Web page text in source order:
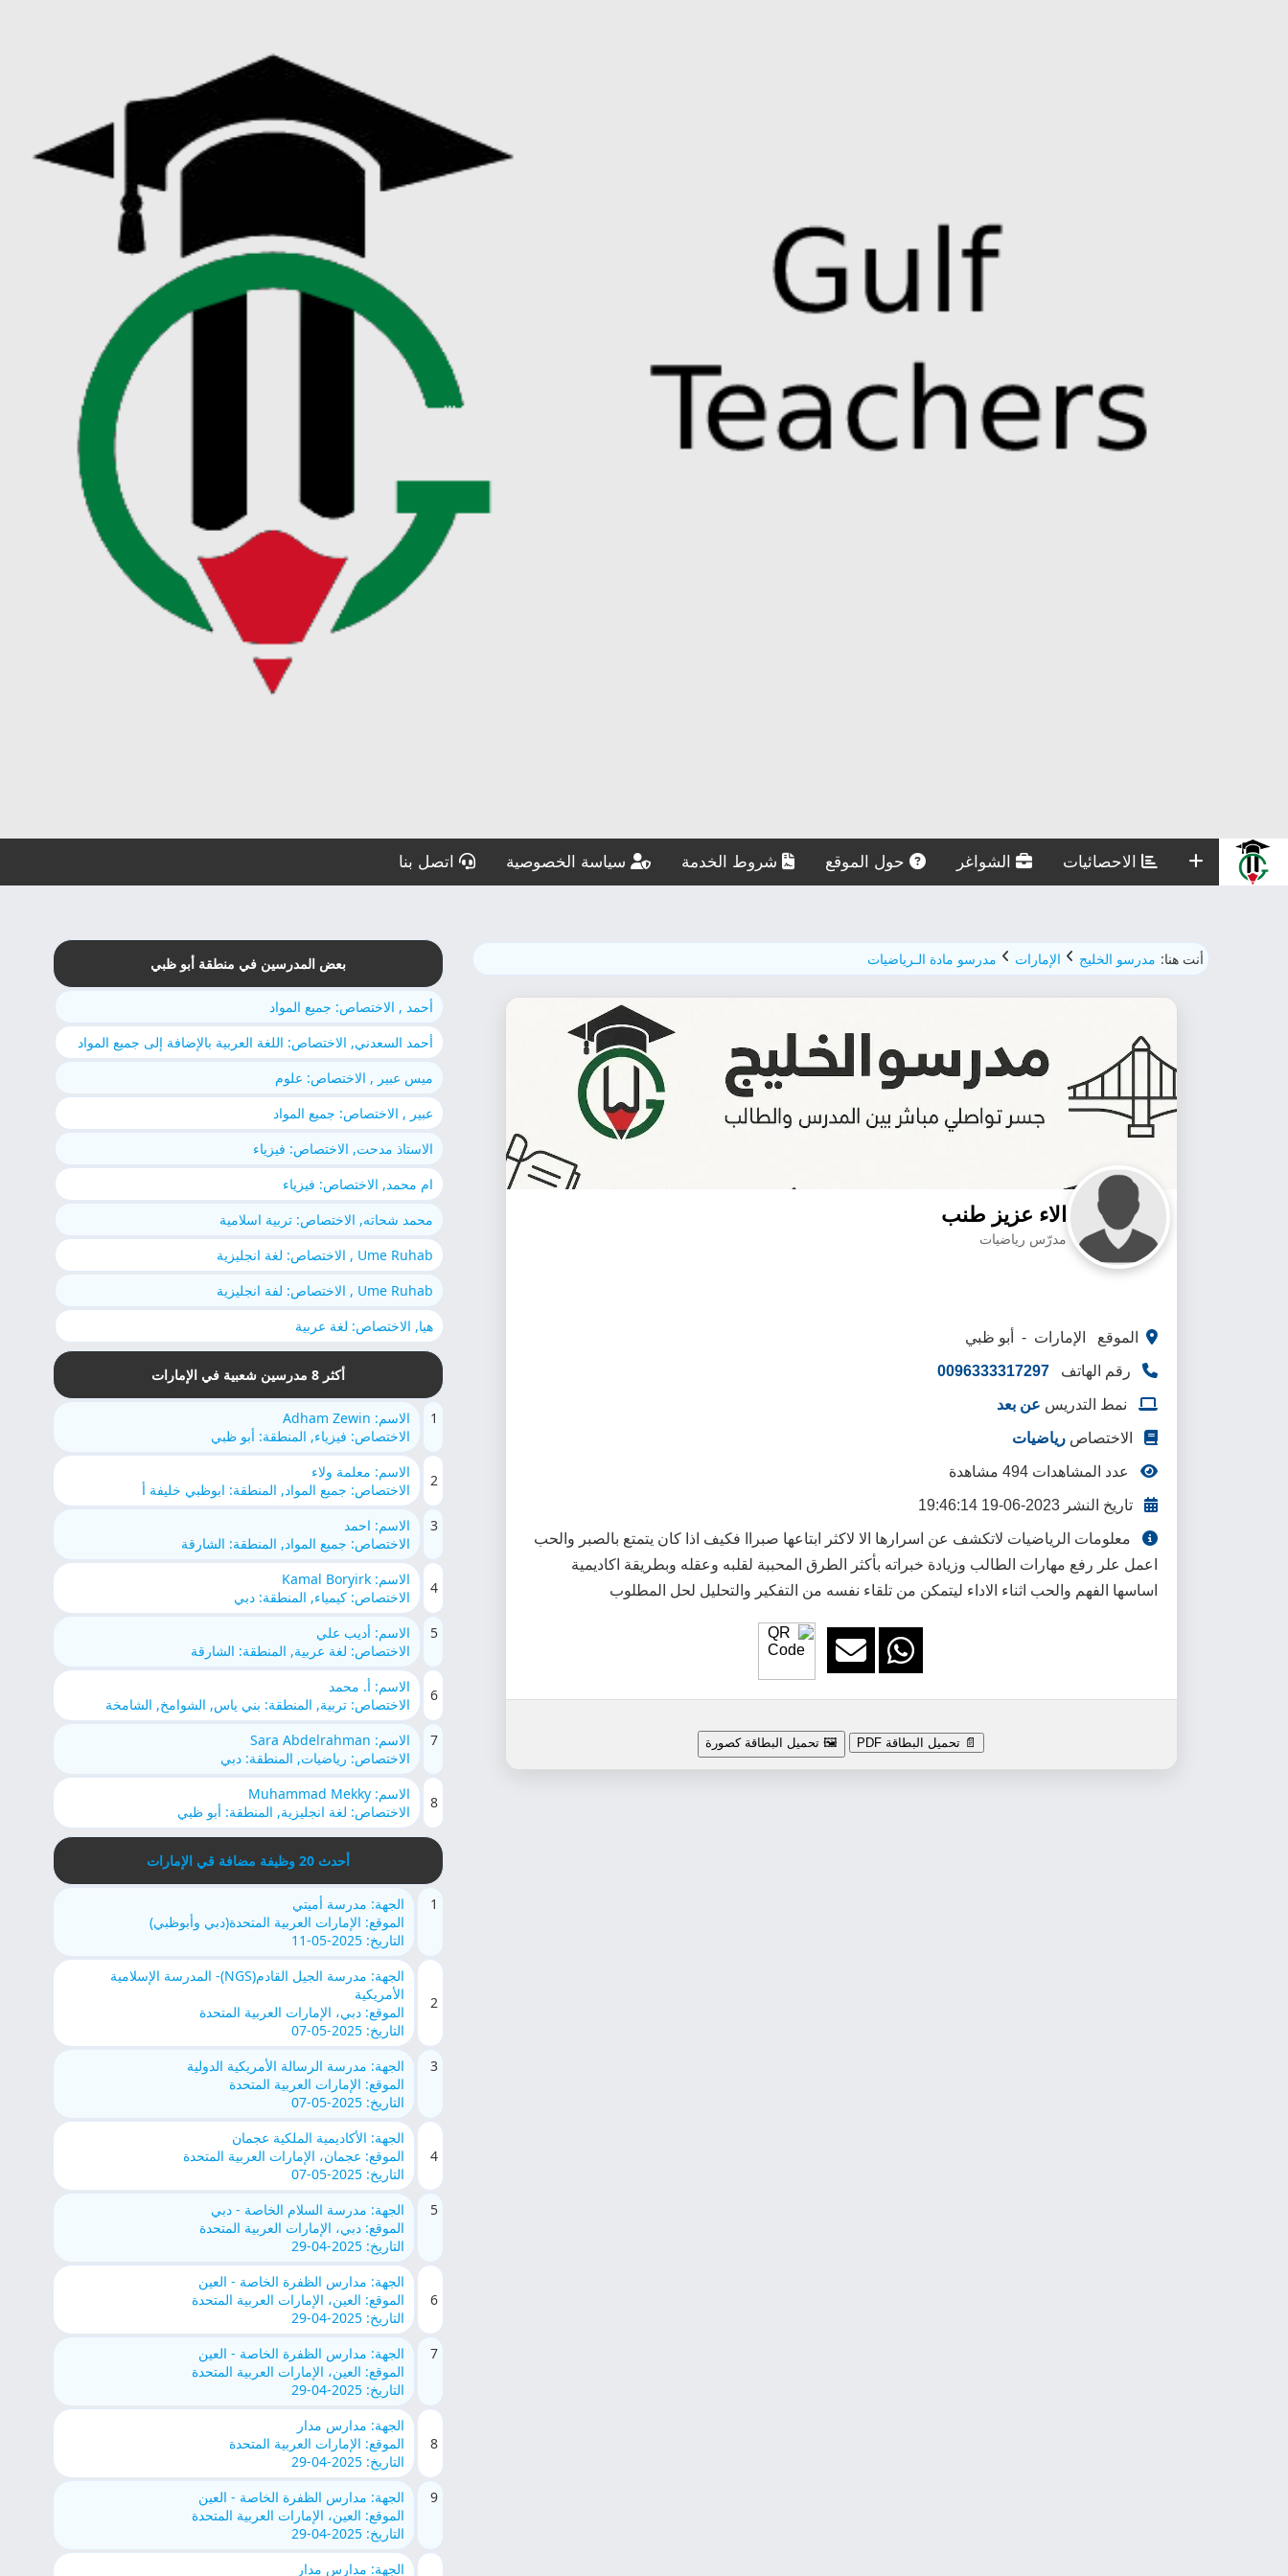
الاحصائيات الشواغر حول الموقع شروط الخدمة سياسة الخصوصية اتصل بنا
أنت هنا: مدرسو الخليج الإمارات مدرسو مادة الـرياضيات
الاء عزيز طنب
مدرّس رياضيات
الموقع الإمارات - أبو ظبي
رقم الهاتف0096333317297
نمط التدريس عن بعد
الاختصاصرياضيات
عدد المشاهدات 494 مشاهدة
تاريخ النشر 2023-06-19 19:46:14
معلومات الرياضيات لاتكشف عن اسرارها الا لاكثر ابتاعها صبراا فكيف اذا كان يتمتع بالصبر والحب
اعمل علر رفع مهارات الطالب وزيادة خبراته بأكثر الطرق المحببة لقلبه وعقله وبطريقة اكاديمية
اساسها الفهم والحب اثناء الاداء ليتمكن من تلقاء نفسه من التفكير والتحليل لحل المطلوب
📄 تحميل البطاقة PDF 🖼️ تحميل البطاقة كصورة
بعض المدرسين في منطقة أبو ظبي
أحمد , الاختصاص: جميع المواد
أحمد السعدني, الاختصاص: اللغة العربية بالإضافة إلى جميع المواد
ميس عبير , الاختصاص: علوم
عبير , الاختصاص: جميع المواد
الاستاذ مدحت, الاختصاص: فيزياء
ام محمد, الاختصاص: فيزياء
محمد شحاته, الاختصاص: تربية اسلامية
Ume Ruhab , الاختصاص: لغة انجليزية
Ume Ruhab , الاختصاص: لفة انجليزية
هيا, الاختصاص: لغة عربية
أكثر 8 مدرسين شعبية في الإمارات
1
الاسم: Adham Zewin
الاختصاص: فيزياء, المنطقة: أبو ظبي
2
الاسم: معلمة ولاء
الاختصاص: جميع المواد, المنطقة: ابوظبي خليفة أ
3
الاسم: احمد
الاختصاص: جميع المواد, المنطقة: الشارقة
4
الاسم: Kamal Boryirk
الاختصاص: كيمياء, المنطقة: دبي
5
الاسم: أديب علي
الاختصاص: لغة عربية, المنطقة: الشارقة
6
الاسم: أ. محمد
الاختصاص: تربية, المنطقة: بني ياس, الشوامخ, الشامخة
7
الاسم: Sara Abdelrahman
الاختصاص: رياضيات, المنطقة: دبي
8
الاسم: Muhammad Mekky
الاختصاص: لغة انجليزية, المنطقة: أبو ظبي
أحدث 20 وظيفة مضافة قي الإمارات
1
الجهة: مدرسة أميتي
الموقع: الإمارات العربية المتحدة(دبي وأبوظبي)
التاريخ: 2025-05-11
2
الجهة: مدرسة الجيل القادم(NGS)- المدرسة الإسلامية
الأمريكية
الموقع: دبي، الإمارات العربية المتحدة
التاريخ: 2025-05-07
3
الجهة: مدرسة الرسالة الأمريكية الدولية
الموقع: الإمارات العربية المتحدة
التاريخ: 2025-05-07
4
الجهة: الأكاديمية الملكية عجمان
الموقع: عجمان، الإمارات العربية المتحدة
التاريخ: 2025-05-07
5
الجهة: مدرسة السلام الخاصة - دبي
الموقع: دبي، الإمارات العربية المتحدة
التاريخ: 2025-04-29
6
الجهة: مدارس الظفرة الخاصة - العين
الموقع: العين، الإمارات العربية المتحدة
التاريخ: 2025-04-29
7
الجهة: مدارس الظفرة الخاصة - العين
الموقع: العين، الإمارات العربية المتحدة
التاريخ: 2025-04-29
8
الجهة: مدارس مدار
الموقع: الإمارات العربية المتحدة
التاريخ: 2025-04-29
9
الجهة: مدارس الظفرة الخاصة - العين
الموقع: العين، الإمارات العربية المتحدة
التاريخ: 2025-04-29
الجهة: مدارس مدار